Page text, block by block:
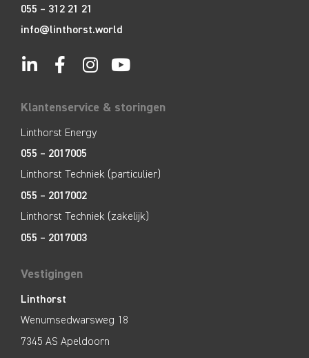
055 – 312 21 21
info@linthorst.world
Klantenservice & storingen
Linthorst Energy
055 – 2017005
Linthorst Techniek (particulier)
055 – 2017002
Linthorst Techniek (zakelijk)
055 – 2017003
Vestigingen
Linthorst
Wenumsedwarsweg 18
7345 AS Apeldoorn